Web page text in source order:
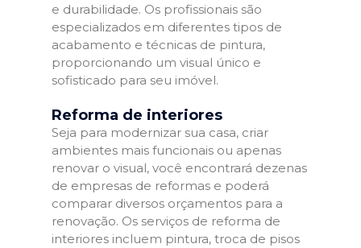
e durabilidade. Os profissionais são
especializados em diferentes tipos de
acabamento e técnicas de pintura,
proporcionando um visual único e
sofisticado para seu imóvel.
Reforma de interiores
Seja para modernizar sua casa, criar
ambientes mais funcionais ou apenas
renovar o visual, você encontrará dezenas
de empresas de reformas e poderá
comparar diversos orçamentos para a
renovação. Os serviços de reforma de
interiores incluem pintura, troca de pisos